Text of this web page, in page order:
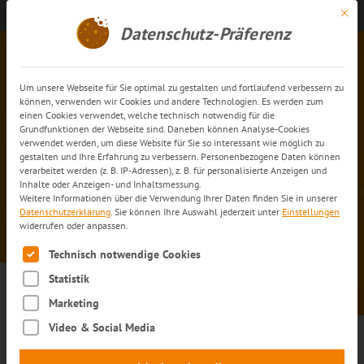
Kontakt aufnehmen
Nachhaltig und ausfallsicher:
trans-o-flex nimmt neuen
Standort in Bayern in Betrieb
Nachhaltig und ausfallsicher:
trans-o-flex nimmt neuen
Mit
Datenschutz-Präferenz
Um unsere Webseite für Sie optimal zu gestalten und fortlaufend verbessern zu
können, verwenden wir Cookies und andere Technologien. Es werden zum
einen Cookies verwendet, welche technisch notwendig für die
Grundfunktionen der Webseite sind. Daneben können Analyse-Cookies
verwendet werden, um diese Website für Sie so interessant wie möglich zu
gestalten und Ihre Erfahrung zu verbessern. Personenbezogene Daten können
verarbeitet werden (z. B. IP-Adressen), z. B. für personalisierte Anzeigen und
Inhalte oder Anzeigen- und Inhaltsmessung.
Weitere Informationen über die Verwendung Ihrer Daten finden Sie in unserer
Datenschutzerklärung. Sie können Ihre Auswahl jederzeit unter Einstellungen
widerrufen oder anpassen.
Es folgt eine Liste der Service-Gruppen, für die eine
Technisch notwendige Cookies
Statistik
Marketing
Video & Social Media